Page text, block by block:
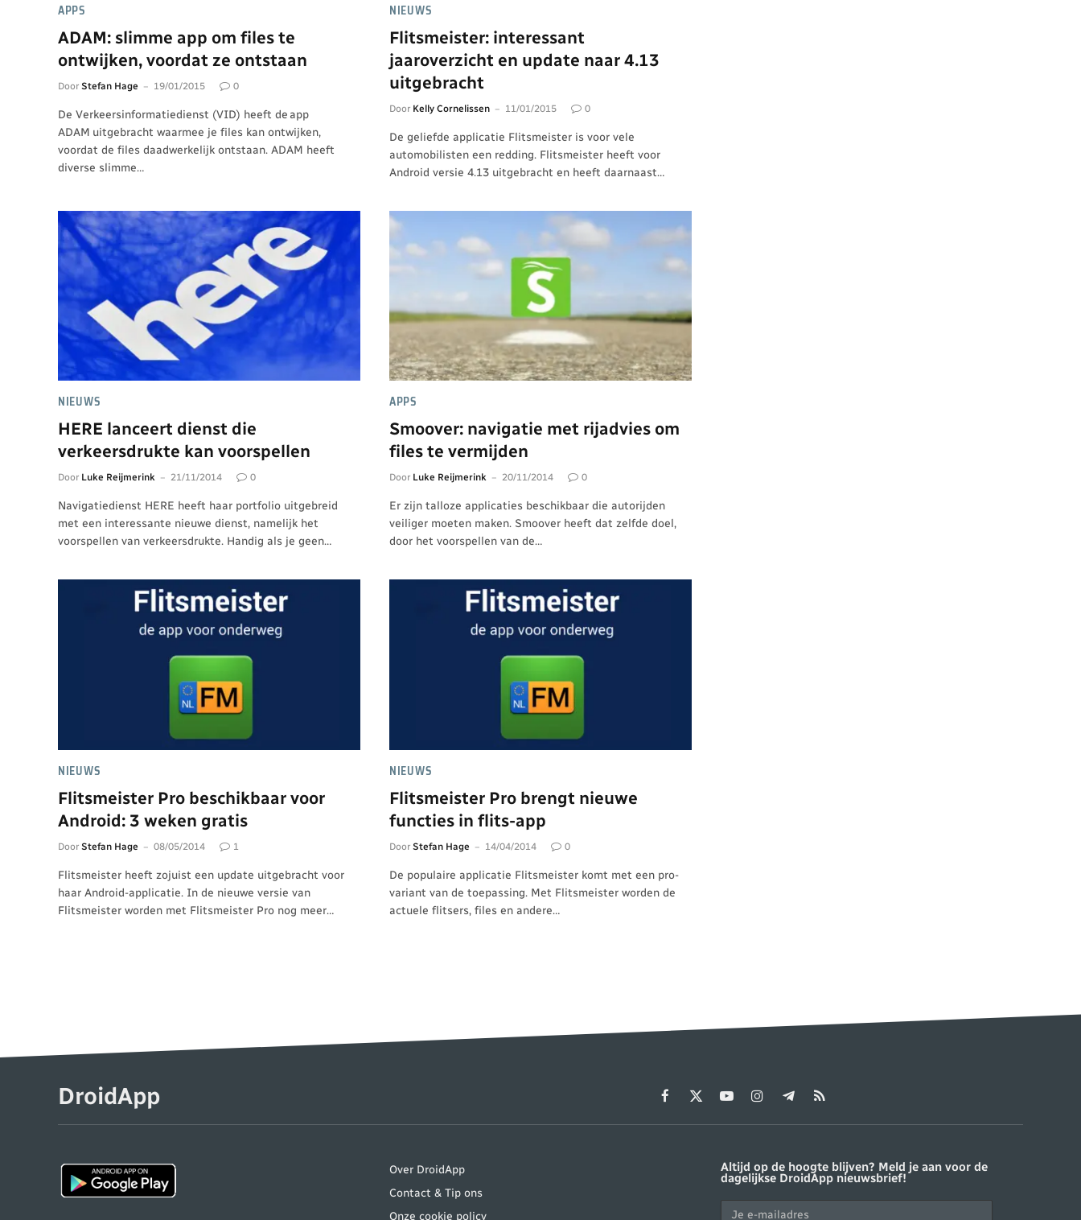
APPS
ADAM: slimme app om files te
ontwijken, voordat ze ontstaan
Door Stefan Hage 19/01/2015 0
De Verkeersinformatiedienst (VID) heeft de app
ADAM uitgebracht waarmee je files kan ontwijken,
voordat de files daadwerkelijk ontstaan. ADAM heeft
diverse slimme…
NIEUWS
Flitsmeister: interessant
jaaroverzicht en update naar 4.13
uitgebracht
Door Kelly Cornelissen 11/01/2015 0
De geliefde applicatie Flitsmeister is voor vele
automobilisten een redding. Flitsmeister heeft voor
Android versie 4.13 uitgebracht en heeft daarnaast…
NIEUWS
HERE lanceert dienst die
verkeersdrukte kan voorspellen
Door Luke Reijmerink 21/11/2014 0
Navigatiedienst HERE heeft haar portfolio uitgebreid
met een interessante nieuwe dienst, namelijk het
voorspellen van verkeersdrukte. Handig als je geen…
APPS
Smoover: navigatie met rijadvies om
files te vermijden
Door Luke Reijmerink 20/11/2014 0
Er zijn talloze applicaties beschikbaar die autorijden
veiliger moeten maken. Smoover heeft dat zelfde doel,
door het voorspellen van de…
NIEUWS
Flitsmeister Pro beschikbaar voor
Android: 3 weken gratis
Door Stefan Hage 08/05/2014 1
Flitsmeister heeft zojuist een update uitgebracht voor
haar Android-applicatie. In de nieuwe versie van
Flitsmeister worden met Flitsmeister Pro nog meer…
NIEUWS
Flitsmeister Pro brengt nieuwe
functies in flits-app
Door Stefan Hage 14/04/2014 0
De populaire applicatie Flitsmeister komt met een pro-
variant van de toepassing. Met Flitsmeister worden de
actuele flitsers, files en andere…
DroidApp Facebook
X
YouTubeInstagramTelegram
RSS
Over DroidApp
Contact & Tip ons
Onze cookie policy
Altijd op de hoogte blijven? Meld je aan voor de
dagelijkse DroidApp nieuwsbrief!